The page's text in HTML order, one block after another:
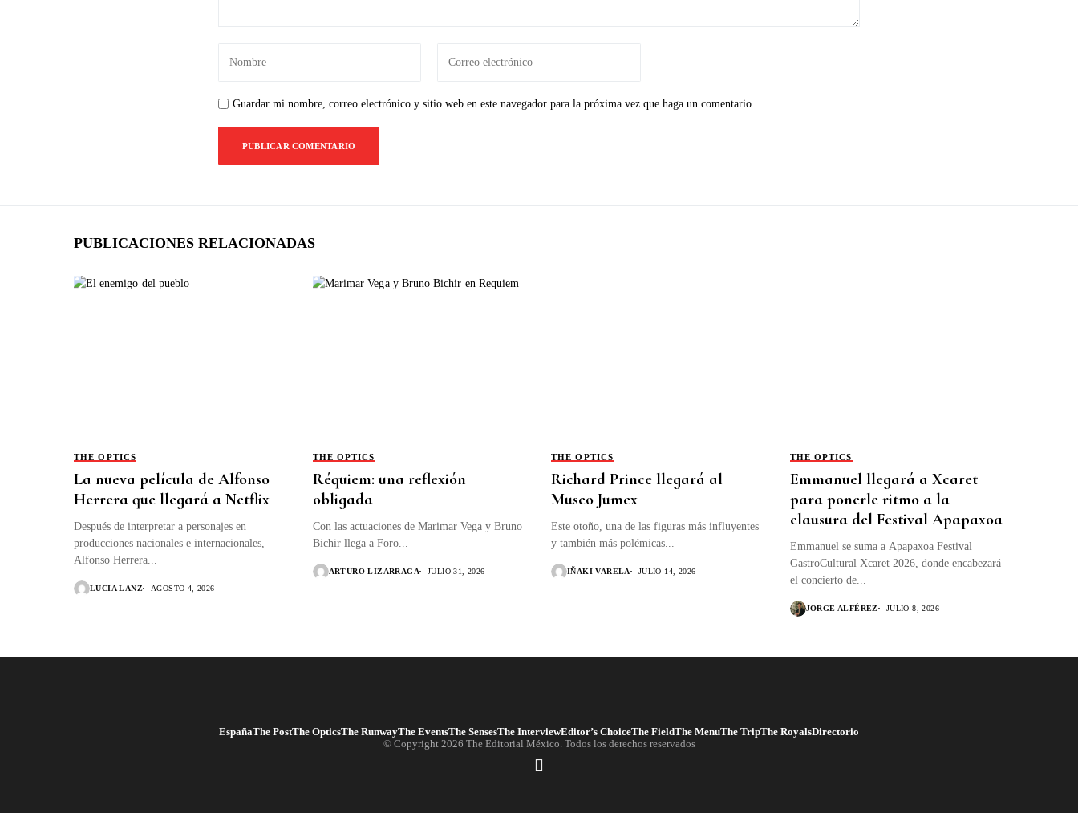
Guardar mi nombre, correo electrónico y sitio web en este navegador para la próxima vez que haga un comentario.
PUBLICACIONES RELACIONADAS
THE OPTICS
La nueva película de Alfonso
Herrera que llegará a Netflix
Después de interpretar a personajes en
producciones nacionales e internacionales,
Alfonso Herrera...
LUCIA LANZ AGOSTO 4, 2026
THE OPTICS
Réquiem: una reflexión
obligada
Con las actuaciones de Marimar Vega y Bruno
Bichir llega a Foro...
ARTURO LIZARRAGA JULIO 31, 2026
THE OPTICS
Richard Prince llegará al
Museo Jumex
Este otoño, una de las figuras más influyentes
y también más polémicas...
IÑAKI VARELA JULIO 14, 2026
THE OPTICS
Emmanuel llegará a Xcaret
para ponerle ritmo a la
clausura del Festival Apapaxoa
Emmanuel se suma a Apapaxoa Festival
GastroCultural Xcaret 2026, donde encabezará
el concierto de...
JORGE ALFÉREZ JULIO 8, 2026
EspañaThe PostThe OpticsThe RunwayThe EventsThe SensesThe InterviewEditor’s ChoiceThe FieldThe MenuThe TripThe RoyalsDirectorio
© Copyright 2026 The Editorial México. Todos los derechos reservados